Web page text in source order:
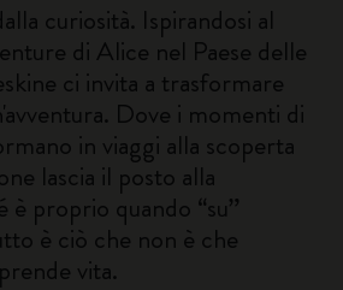
curiosità. Ispirandosi al
di Alice nel Paese delle
ci invita a trasformare
Dove i momenti di
in viaggi alla scoperta
lascia il posto alla
è proprio quando “su”
è ciò che non è che
vita.